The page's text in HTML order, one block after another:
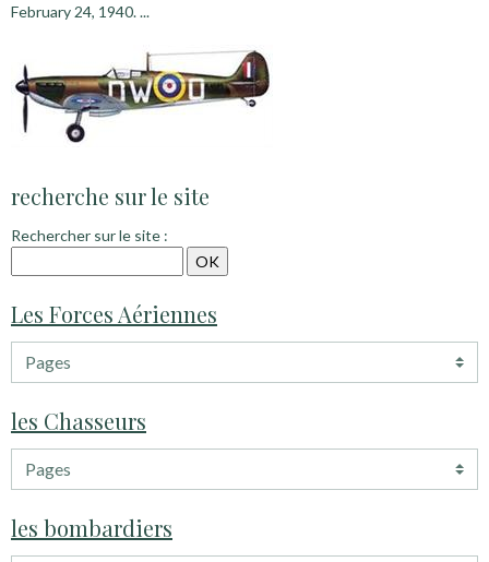
February 24, 1940. ...
recherche sur le site
Rechercher sur le site :
Les Forces Aériennes
les Chasseurs
les bombardiers